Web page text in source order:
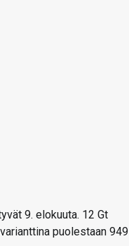
9. elokuuta. 12 Gt
puolestaan 949